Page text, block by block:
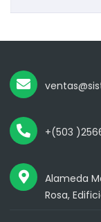
+(503
Alameda
Rosa,